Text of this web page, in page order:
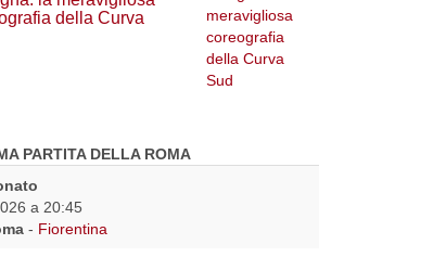
della Curva
PARTITA DELLA ROMA
a 20:45
- Fiorentina